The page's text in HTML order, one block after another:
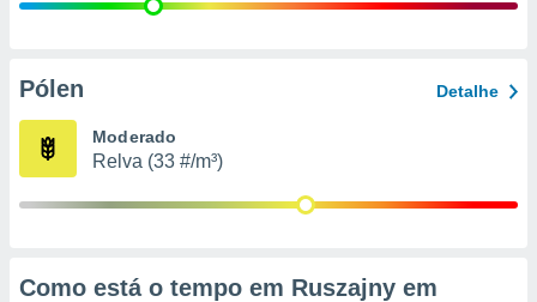
e
Pólen Detalhe
Moderado
Relva (33 #/m³)
Como está o tempo em Ruszajny em